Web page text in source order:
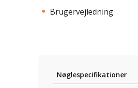
Brugervejledning
Nøglespecifikationer